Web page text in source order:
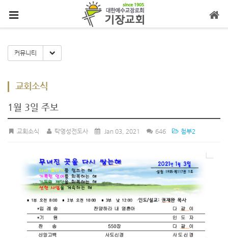
커뮤니티 Toggle Dropdown
교회소식
1월 3일 주보
교회소식 탁영성전도사 Jan 03, 2021 646 첨부2